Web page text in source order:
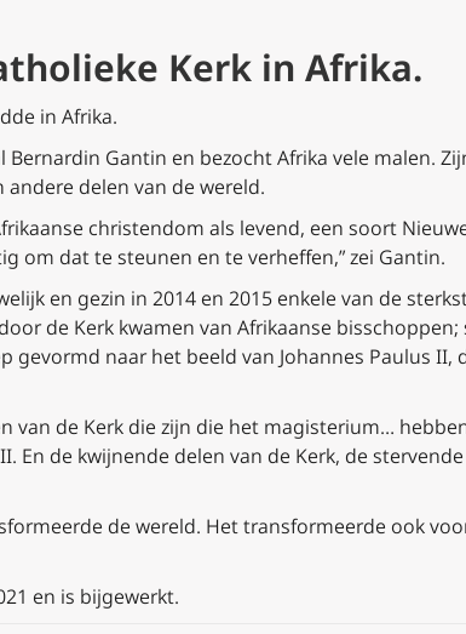
Kerk in Afrika.
in Afrika.
Gantin en bezocht Afrika vele malen.
delen van de wereld.
christendom als levend, een soort
om dat te steunen en te verheffen,” zei Gantin.
en gezin in 2014 en 2015 enkele van de
de Kerk kwamen van Afrikaanse
naar het beeld van Johannes Paulus II,
van de Kerk die zijn die het magisterium…
de kwijnende delen van de Kerk, de
de wereld. Het transformeerde ook
en is bijgewerkt.